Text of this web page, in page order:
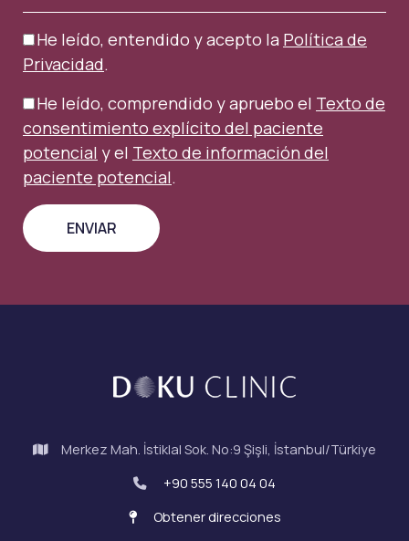
He leído, entendido y acepto la Política de
Privacidad.
He leído, comprendido y apruebo el Texto de
consentimiento explícito del paciente
potencial y el Texto de información del
paciente potencial.
Merkez Mah. İstiklal Sok. No:9 Şişli, İstanbul/Türkiye
+90 555 140 04 04
Obtener direcciones